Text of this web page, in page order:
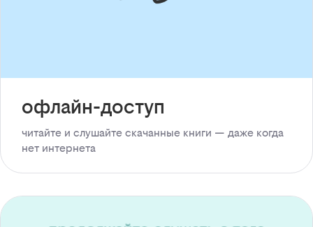
офлайн-доступ
читайте и слушайте скачанные книги — даже когда
нет интернета